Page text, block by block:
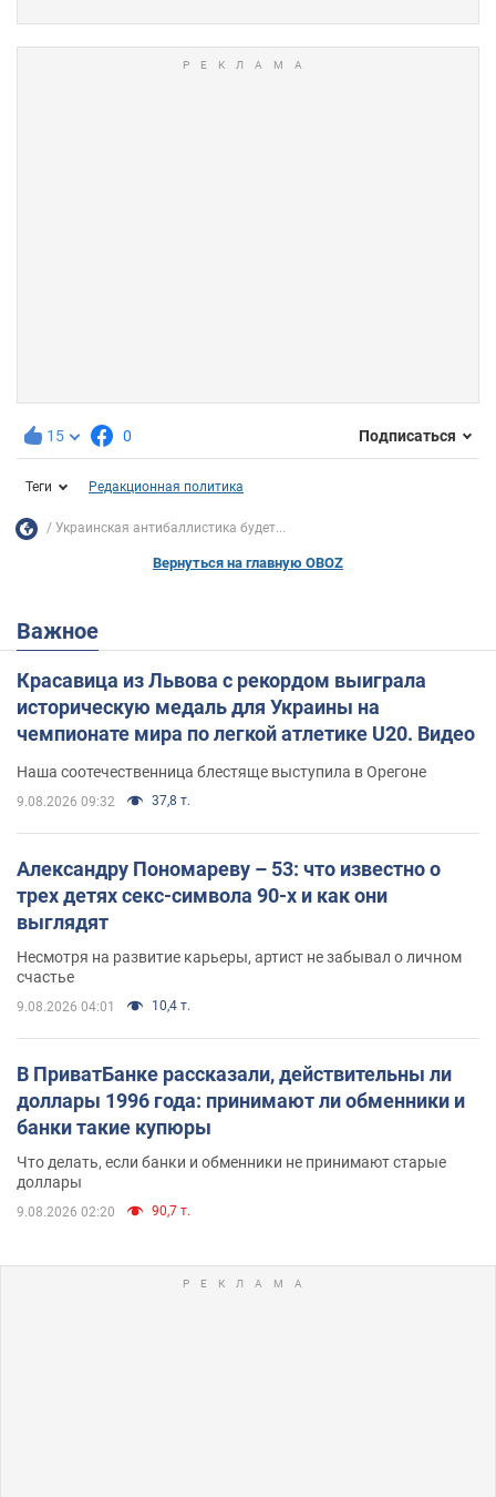
15 0 Подписаться
Теги Редакционная политика
Украинская антибаллистика будет...
Вернуться на главную OBOZ
Важное
Красавица из Львова с рекордом выиграла
историческую медаль для Украины на
чемпионате мира по легкой атлетике U20. Видео
Наша соотечественница блестяще выступила в Орегоне
9.08.2026 09:32 37,8 т.
Александру Пономареву – 53: что известно о
трех детях секс-символа 90-х и как они
выглядят
Несмотря на развитие карьеры, артист не забывал о личном
счастье
9.08.2026 04:01 10,4 т.
В ПриватБанке рассказали, действительны ли
доллары 1996 года: принимают ли обменники и
банки такие купюры
Что делать, если банки и обменники не принимают старые
доллары
9.08.2026 02:20 90,7 т.